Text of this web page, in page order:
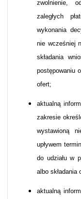
zwolnienie,
zaległych
wykonania
nie wcześniej
składania
postępowaniu
ofert;
aktualną
zakresie
wystawioną
upływem
do udziału w
albo składania
aktualną